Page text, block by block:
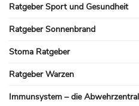
Ratgeber Sport und Gesundheit
Ratgeber Sonnenbrand
Stoma Ratgeber
Ratgeber Warzen
Immunsystem – die